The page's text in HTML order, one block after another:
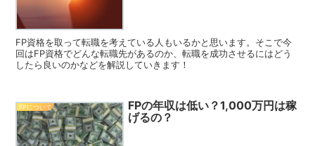
FP資格を取って転職を考えている人もいるかと思います。そこで今
回はFP資格でどんな転職先があるのか、転職を成功させるにはどう
したら良いのかなどを解説していきます！
FPについて
FPの年収は低い？1,000万円は稼
げるの？